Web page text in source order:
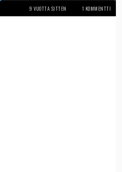
9 VUOTTA SITTEN 1 KOMMENTTI